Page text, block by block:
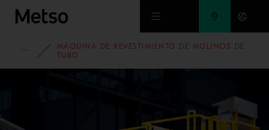
Ir al contenido principal
PORTAFOLIO
MÁQUINA DE REVESTIMIENTO DE MOLINOS DE
TUBO